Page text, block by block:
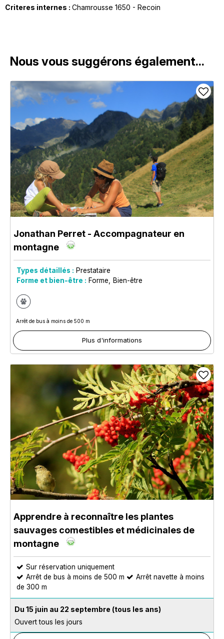
Criteres internes : Chamrousse 1650 - Recoin
Nous vous suggérons également...
Jonathan Perret - Accompagnateur en
montagne
Types détaillés : Prestataire
Forme et bien-être : Forme Bien-être
Arrêt de bus à moins de 500 m
Plus d'informations
Apprendre à reconnaître les plantes
sauvages comestibles et médicinales de
montagne
Sur réservation uniquement
Arrêt de bus à moins de 500 m
Arrêt navette à moins
de 300 m
Du 15 juin au 22 septembre (tous les ans)
Ouvert tous les jours